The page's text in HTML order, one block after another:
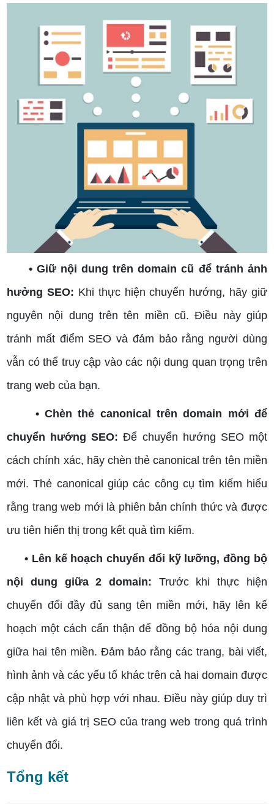
• Giữ nội dung trên domain cũ để tránh ảnh
hưởng SEO: Khi thực hiện chuyển hướng, hãy giữ
nguyên nội dung trên tên miền cũ. Điều này giúp
tránh mất điểm SEO và đảm bảo rằng người dùng
vẫn có thể truy cập vào các nội dung quan trọng trên
trang web của bạn.
• Chèn thẻ canonical trên domain mới để
chuyển hướng SEO: Để chuyển hướng SEO một
cách chính xác, hãy chèn thẻ canonical trên tên miền
mới. Thẻ canonical giúp các công cụ tìm kiếm hiểu
rằng trang web mới là phiên bản chính thức và được
ưu tiên hiển thị trong kết quả tìm kiếm.
• Lên kế hoạch chuyển đổi kỹ lưỡng, đồng bộ
nội dung giữa 2 domain: Trước khi thực hiện
chuyển đổi đầy đủ sang tên miền mới, hãy lên kế
hoạch một cách cẩn thận để đồng bộ hóa nội dung
giữa hai tên miền. Đảm bảo rằng các trang, bài viết,
hình ảnh và các yếu tố khác trên cả hai domain được
cập nhật và phù hợp với nhau. Điều này giúp duy trì
liên kết và giá trị SEO của trang web trong quá trình
chuyển đổi.
Tổng kết